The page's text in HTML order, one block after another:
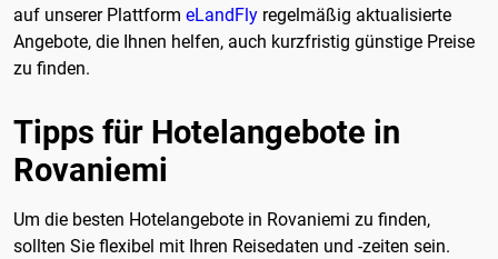
auf unserer Plattform eLandFly regelmäßig aktualisierte
Angebote, die Ihnen helfen, auch kurzfristig günstige Preise
zu finden.
Tipps für Hotelangebote in
Rovaniemi
Um die besten Hotelangebote in Rovaniemi zu finden,
sollten Sie flexibel mit Ihren Reisedaten und -zeiten sein.